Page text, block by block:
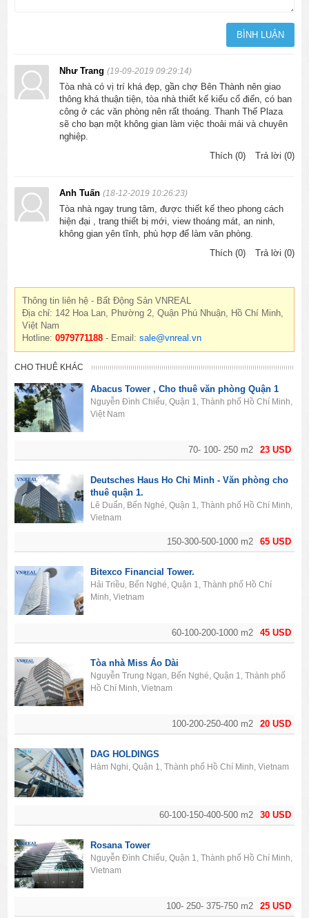
Như Trang(19-09-2019 09:29:14)
Tòa nhà có vị trí khá đẹp, gần chợ Bên Thành nên giao
thông khá thuận tiện, tòa nhà thiết kế kiểu cổ điển, có ban
công ở các văn phòng nên rất thoáng. Thanh Thế Plaza
sẽ cho bạn một không gian làm việc thoải mái và chuyên
nghiệp.
Thích (0)
Trả lời (0)
Anh Tuấn(18-12-2019 10:26:23)
Tòa nhà ngay trung tâm, được thiết kế theo phong cách
hiện đại , trang thiết bị mới, view thoáng mát, an ninh,
không gian yên tĩnh, phù hợp để làm văn phòng.
Thích (0)
Trả lời (0)
Thông tin liên hệ - Bất Động Sản VNREAL
Địa chỉ: 142 Hoa Lan, Phường 2, Quận Phú Nhuận, Hồ Chí Minh,
Việt Nam
Hotline:0979771188 - Email:sale@vnreal.vn
CHO THUÊ KHÁC
23 USD
70- 100- 250 m2
Abacus Tower , Cho thuê văn phòng Quận 1
Nguyễn Đình Chiểu, Quận 1, Thành phố Hồ Chí Minh,
Việt Nam
65 USD
150-300-500-1000 m2
Deutsches Haus Ho Chi Minh - Văn phòng cho
thuê quận 1.
Lê Duẩn, Bến Nghé, Quận 1, Thành phố Hồ Chí Minh,
Vietnam
45 USD
60-100-200-1000 m2
Bitexco Financial Tower.
Hải Triều, Bến Nghé, Quận 1, Thành phố Hồ Chí
Minh, Vietnam
20 USD
100-200-250-400 m2
Tòa nhà Miss Áo Dài
Nguyễn Trung Ngạn, Bến Nghé, Quận 1, Thành phố
Hồ Chí Minh, Vietnam
30 USD
60-100-150-400-500 m2
DAG HOLDINGS
Hàm Nghi, Quận 1, Thành phố Hồ Chí Minh, Vietnam
25 USD
100- 250- 375-750 m2
Rosana Tower
Nguyễn Đình Chiểu, Quận 1, Thành phố Hồ Chí Minh,
Vietnam